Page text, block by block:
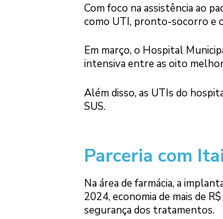
Com foco na assistência ao
como UTI, pronto-socorro e
Em março, o Hospital
intensiva entre as oito
Além disso, as UTIs do
SUS.
Parceria com
Na área de farmácia, a
2024, economia de mais de
segurança dos tratamentos.